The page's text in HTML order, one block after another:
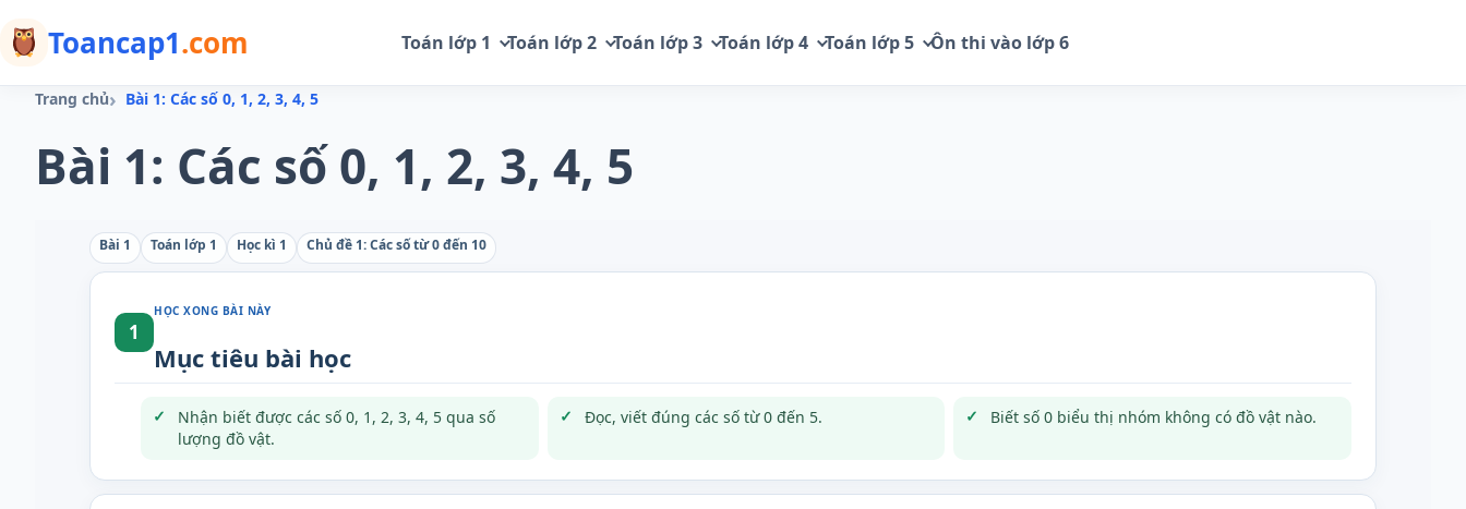
Toancap1.com Toán lớp 1 Toán lớp 2 Toán lớp 3 Toán lớp 4 Toán lớp 5 Ôn thi vào lớp 6
Trang chủ Bài 1: Các số 0, 1, 2, 3, 4, 5
Bài 1: Các số 0, 1, 2, 3, 4, 5
Bài 1 Toán lớp 1 Học kì 1 Chủ đề 1: Các số từ 0 đến 10
1
HỌC XONG BÀI NÀY
Mục tiêu bài học
Nhận biết được các số 0, 1, 2, 3, 4, 5 qua số
lượng đồ vật.
Đọc, viết đúng các số từ 0 đến 5. Biết số 0 biểu thị nhóm không có đồ vật nào.